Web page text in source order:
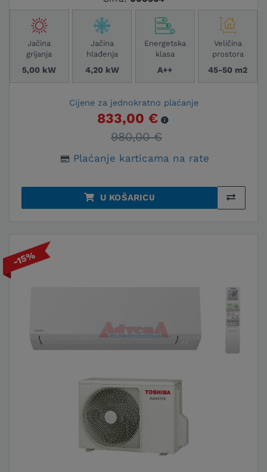
Jačina
grijanja
5,00 kW
Jačina
hlađenja
4,20 kW
Energetska
klasa
A++
Veličina
prostora
45-50 m2
Cijene za jednokratno plaćanje
833,00 €
980,00 €
Plaćanje karticama na rate
U KOŠARICU
-15%